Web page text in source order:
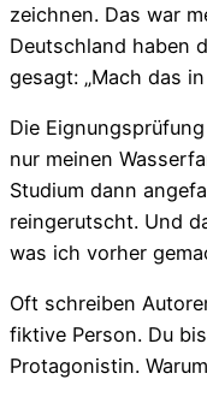
zeichnen. Das war
Deutschland haben
gesagt: „Mach das
Die
nur meinen
Studium dann
reingerutscht. Und
was ich vorher
Oft schreiben
fiktive Person. Du
Protagonistin.